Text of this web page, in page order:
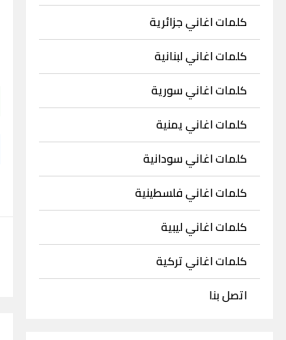
كلمات اغاني جزائرية
كلمات اغاني لبنانية
كلمات اغاني سورية
كلمات اغاني يمنية
كلمات اغاني سودانية
كلمات اغاني فلسطينية
كلمات اغاني ليبية
كلمات اغاني تركية
اتصل بنا